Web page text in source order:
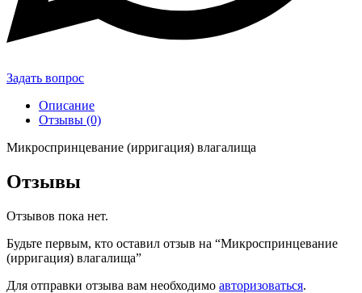
Задать вопрос
Описание
Отзывы (0)
Микроспринцевание (ирригация) влагалища
Отзывы
Отзывов пока нет.
Будьте первым, кто оставил отзыв на “Микроспринцевание
(ирригация) влагалища”
Для отправки отзыва вам необходимо авторизоваться.